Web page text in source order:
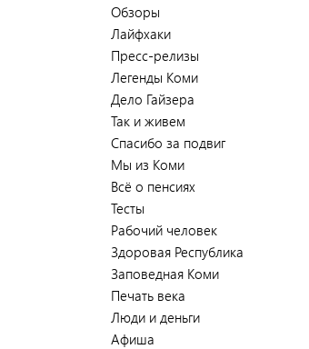
Обзоры
Лайфхаки
Пресс-релизы
Легенды Коми
Дело Гайзера
Так и живем
Спасибо за подвиг
Мы из Коми
Всё о пенсиях
Тесты
Рабочий человек
Здоровая Республика
Заповедная Коми
Печать века
Люди и деньги
Афиша